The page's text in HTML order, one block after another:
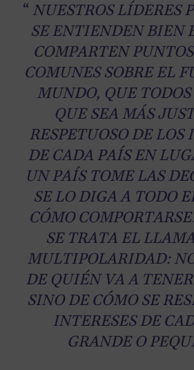
“ NUESTROS LÍDERES
SE ENTIENDEN BIEN
COMPARTEN
COMUNES SOBRE EL
MUNDO, QUE TODOS
QUE SEA MÁS
RESPETUOSO DE LOS
DE CADA PAÍS EN
UN PAÍS TOME LAS
SE LO DIGA A TODO
CÓMO
SE TRATA EL
MULTIPOLARIDAD:
DE QUIÉN VA A
SINO DE CÓMO SE
INTERESES DE
GRANDE O